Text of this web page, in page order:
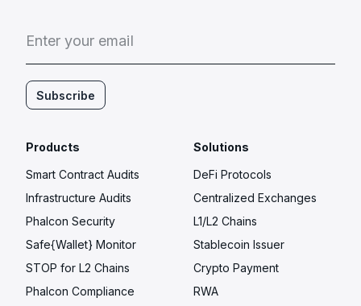
Enter your email
Subscribe
Products
Smart Contract Audits
Infrastructure Audits
Phalcon Security
Safe{Wallet} Monitor
STOP for L2 Chains
Phalcon Compliance
Solutions
DeFi Protocols
Centralized Exchanges
L1/L2 Chains
Stablecoin Issuer
Crypto Payment
RWA